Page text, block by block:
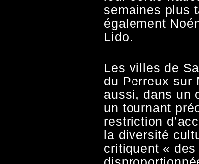
semaines plus
également
Lido.
Les villes de
du Perreux-
aussi, dans un
un tournant
restriction
la diversité
critiquent « des